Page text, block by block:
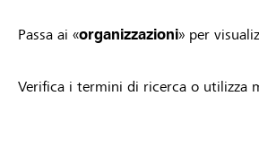
Passa ai «organizzazioni» per
Verifica i termini di ricerca o utilizza